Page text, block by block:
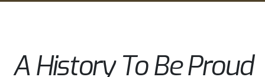
A History To Be Proud